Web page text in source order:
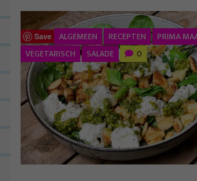
Save ALGEMEEN RECEPTEN PRIMA
VEGETARISCH
SALADE 0